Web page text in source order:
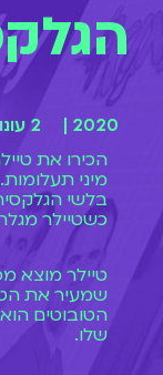
2020 |
2 עונות
הכירו את
מיני
בלשי
כשטיילר
טיילר מוצא
שמעיר את
הטובוטים
שלו.